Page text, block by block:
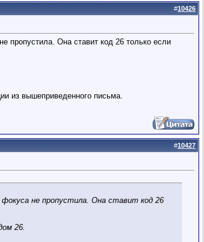
#10426
пропустила. Она ставит код 26 только если
из вышеприведенного письма.
#10427
не пропустила. Она ставит код 26
26.